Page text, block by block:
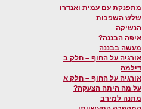
מתפנקת עם עמית ואנדרו
שלש השפכות
הנשיקה
איפה הבננה?
מעשה בבננה
אורגיה על החוף – חלק ב
דילמה
אורגיה על החוף – חלק א
על מה היתה הצעקה?
מתנה למירב